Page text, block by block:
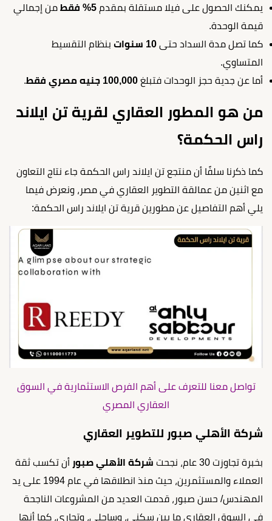
يمكنك الحصول على فيلا مستقلة بمقدم
من إجمالي
قيمة الوحدة.
كما تصل مدة السداد حتى 10 سنوات
بنظام التقسيط
المتساوي.
أما عن جدية حجز الوحدات فتبلغ 100,000 جنيه مصري فقط .
من هو المطور العقاري لقرية تن ايلاند
راس الحكمة؟
كما ذكرنا سلفًا أن منتجع تن ايلاند راس الحكمة جاء نتاج التعاون
مع اثنين من عمالقة التطوير العقاري في مصر، ونعرض فيما
يلي أهم التفاصيل عن مطورين قرية تن ايلاند راس الحكمة:
تواصل معنا للتعرف على أهم الفرص الاستثمارية في السوق
العقاري المصري
شركة الأهلي صبور للتطوير العقاري
بخبرة تجاوزت 30 عام، نجحت شركة الأهلي صبور أن تكسب ثقة
العملاء والمستثمرين، حيث منذ انطلاقها في عام 1994 على يد
المهندس/ حسن صبور، قدمت العديد من المشروعات الناجحة
في السوق العقاري ما بين سكني، وساحلي، وتجاري، كما أنها